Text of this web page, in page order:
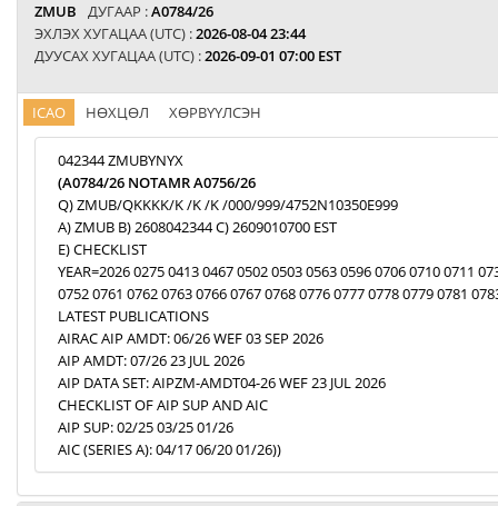
ZMUB ДУГААР :A0784/26
ЭХЛЭХ ХУГАЦАА (UTC) :2026-08-04 23:44
ДУУСАХ ХУГАЦАА (UTC) :2026-09-01 07:00 EST
ICAO НӨХЦӨЛ ХӨРВҮҮЛСЭН
042344 ZMUBYNYX
(A0784/26 NOTAMR A0756/26
Q) ZMUB/QKKKK/K /K /K /000/999/4752N10350E999
A) ZMUB B) 2608042344 C) 2609010700 EST
E) CHECKLIST
YEAR=2026 0275 0413 0467 0502 0503 0563 0596 0706 0710 0711
0752 0761 0762 0763 0766 0767 0768 0776 0777 0778 0779 0781
LATEST PUBLICATIONS
AIRAC AIP AMDT: 06/26 WEF 03 SEP 2026
AIP AMDT: 07/26 23 JUL 2026
AIP DATA SET: AIPZM-AMDT04-26 WEF 23 JUL 2026
CHECKLIST OF AIP SUP AND AIC
AIP SUP: 02/25 03/25 01/26
AIC (SERIES A): 04/17 06/20 01/26))